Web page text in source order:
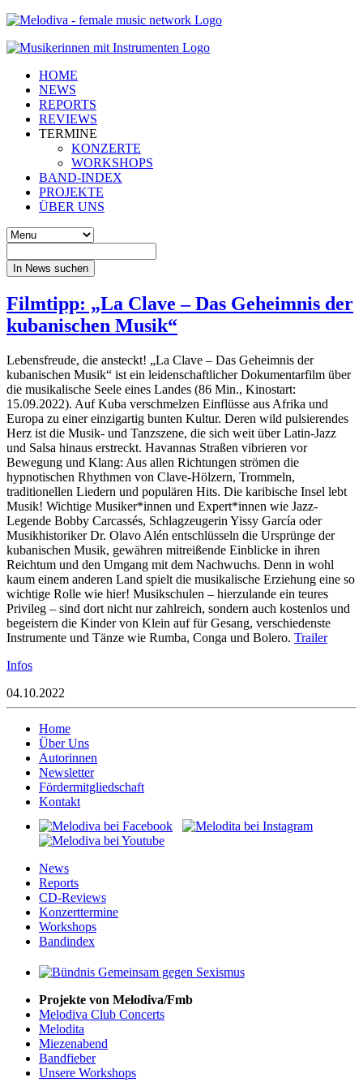
HOME
NEWS
REPORTS
REVIEWS
TERMINE
KONZERTE
WORKSHOPS
BAND-INDEX
PROJEKTE
ÜBER UNS
In News suchen
Filmtipp: „La Clave – Das Geheimnis der
kubanischen Musik“
Lebensfreude, die ansteckt! „La Clave – Das Geheimnis der
kubanischen Musik“ ist ein leidenschaftlicher Dokumentarfilm über
die musikalische Seele eines Landes (86 Min., Kinostart:
15.09.2022). Auf Kuba verschmelzen Einflüsse aus Afrika und
Europa zu einer einzigartig bunten Kultur. Deren wild pulsierendes
Herz ist die Musik- und Tanzszene, die sich weit über Latin-Jazz
und Salsa hinaus erstreckt. Havannas Straßen vibrieren vor
Bewegung und Klang: Aus allen Richtungen strömen die
hypnotischen Rhythmen von Clave-Hölzern, Trommeln,
traditionellen Liedern und populären Hits. Die karibische Insel lebt
Musik! Wichtige Musiker*innen und Expert*innen wie Jazz-
Legende Bobby Carcassés, Schlagzeugerin Yissy García oder
Musikhistoriker Dr. Olavo Alén entschlüsseln die Ursprünge der
kubanischen Musik, gewähren mitreißende Einblicke in ihren
Reichtum und den Umgang mit dem Nachwuchs. Denn in wohl
kaum einem anderen Land spielt die musikalische Erziehung eine so
wichtige Rolle wie hier! Musikschulen – hierzulande ein teures
Privileg – sind dort nicht nur zahlreich, sondern auch kostenlos und
begeistern die Kinder von Klein auf für Gesang, verschiedenste
Instrumente und Tänze wie Rumba, Conga und Bolero. Trailer
Infos
04.10.2022
Home
Über Uns
Autorinnen
Newsletter
Fördermitgliedschaft
Kontakt
News
Reports
CD-Reviews
Konzerttermine
Workshops
Bandindex
Projekte von Melodiva/Fmb
Melodiva Club Concerts
Melodita
Miezenabend
Bandfieber
Unsere Workshops